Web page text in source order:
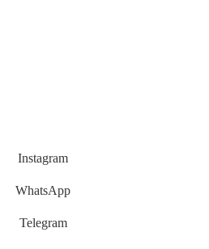
Instagram
WhatsApp
Telegram